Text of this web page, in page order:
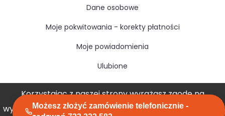
Korzystając z naszej strony wyrażasz zgodę na
wykorzystywanie przez nas plików cookies.
Akceptuję
Możesz złożyć zamówienie telefonicznie -
dane osobowe
moje pokwitowania - korekty płatności
moje powiadomienia
ulubione